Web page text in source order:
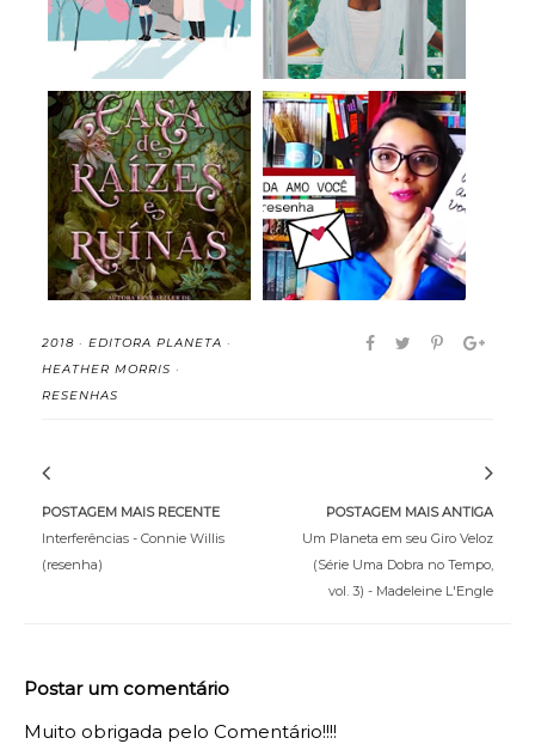
A Casa de Raízes e
Ruínas (Irmãs do...
P.S.: Ainda Amo Você -
Jenny Han (r...
2018 · EDITORA PLANETA ·
HEATHER MORRIS ·
RESENHAS
POSTAGEM MAIS RECENTE
Interferências - Connie Willis
(resenha)
POSTAGEM MAIS ANTIGA
Um Planeta em seu Giro Veloz
(Série Uma Dobra no Tempo,
vol. 3) - Madeleine L'Engle
Postar um comentário
Muito obrigada pelo Comentário!!!!